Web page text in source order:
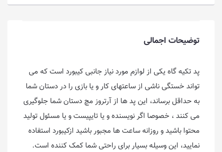
توضیحات اجمالی
پد تکیه گاه یکی از لوازم مورد نیاز جانبی کیبورد است که می
تواند خستگی ناشی از ساعتهای کار و یا بازی را در دستان شما
به حداقل برساند، این پد ها از آرتروز مچ دستان شما جلوگیری
می کنند ، خصوصا اگر نویسنده و یا تایپیست و یا مسئول تولید
محتوا باشید و روزانه ساعت ها مجبور باشید ازکیبورد استفاده
نمایید، این وسیله بسیار برای راحتی شما کمک کننده است.